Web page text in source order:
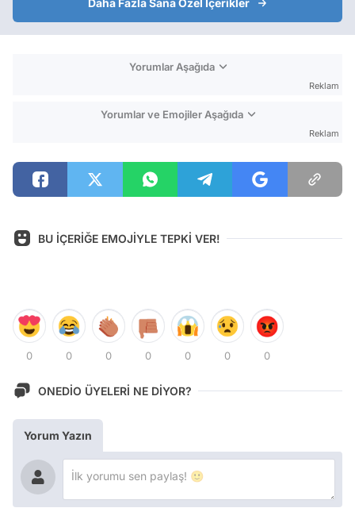
Daha Fazla Sana Özel İçerikler
Yorumlar Aşağıda
Reklam
Yorumlar ve Emojiler Aşağıda
Reklam
BU İÇERİĞE EMOJİYLE TEPKİ VER!
0 0 0 0 0 0 0
ONEDİO ÜYELERİ NE DİYOR?
Yorum Yazın